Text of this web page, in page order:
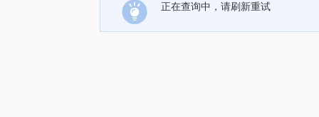
正在查询中，请刷新重试